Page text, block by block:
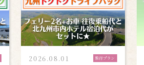
2026.08.01 旅行プラン